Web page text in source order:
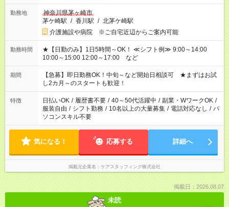
勤務地
神奈川県茅ヶ崎市
茅ケ崎駅 / 香川駅 / 北茅ケ崎駅
介護施設や病院 ※ご自宅近辺からご案内可能
勤務時間
★【日勤のみ】1日5時間～OK！ ≪シフト例≫ 9:00～14:00
10:00～15:00 12:00～17:00 など
期間
【急募】即日勤務OK！中旬～など開始日相談可 ★まずはお試
し2カ月～のスタートも歓迎！
特徴 日払いOK / 履歴書不要 / 40～50代活躍中 / 副業・WワークOK /
服装自由 / シフト勤務 / 10名以上の大量募集 / 電話対応なし / パ
ソコンスキル不要
気になる！ 応募する 詳細へ
掲載元企業名 ケアスタッフィング株式会社
掲載日：2026.08.07
未読